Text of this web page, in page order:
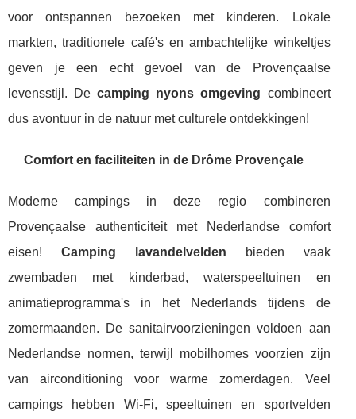
voor ontspannen bezoeken met kinderen. Lokale
markten, traditionele café's en ambachtelijke winkeltjes
geven je een echt gevoel van de Provençaalse
levensstijl. Decamping nyons omgeving combineert
dus avontuur in de natuur met culturele ontdekkingen!
Comfort en faciliteiten in de Drôme Provençale
Moderne campings in deze regio combineren
Provençaalse authenticiteit met Nederlandse comfort
eisen! Camping lavandelvelden bieden vaak
zwembaden met kinderbad, waterspeeltuinen en
animatieprogramma's in het Nederlands tijdens de
zomermaanden. De sanitairvoorzieningen voldoen aan
Nederlandse normen, terwijl mobilhomes voorzien zijn
van airconditioning voor warme zomerdagen. Veel
campings hebben Wi-Fi, speeltuinen en sportvelden